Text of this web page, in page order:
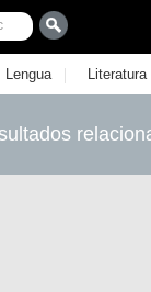
Lengua | Literatura